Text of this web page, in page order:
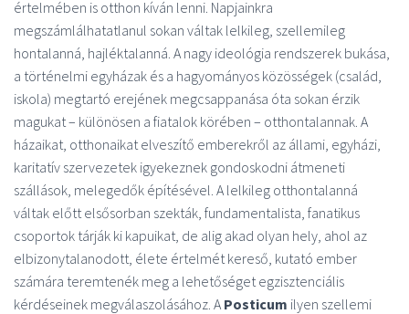
értelmében is otthon kíván lenni. Napjainkra
megszámlálhatatlanul sokan váltak lelkileg, szellemileg
hontalanná, hajléktalanná. A nagy ideológia rendszerek bukása,
a történelmi egyházak és a hagyományos közösségek (család,
iskola) megtartó erejének megcsappanása óta sokan érzik
magukat – különösen a fiatalok körében – otthontalannak. A
házaikat, otthonaikat elveszítő emberekről az állami, egyházi,
karitatív szervezetek igyekeznek gondoskodni átmeneti
szállások, melegedők építésével. A lelkileg otthontalanná
váltak előtt elsősorban szekták, fundamentalista, fanatikus
csoportok tárják ki kapuikat, de alig akad olyan hely, ahol az
elbizonytalanodott, élete értelmét kereső, kutató ember
számára teremtenék meg a lehetőséget egzisztenciális
kérdéseinek megválaszolásához. A Posticum ilyen szellemi